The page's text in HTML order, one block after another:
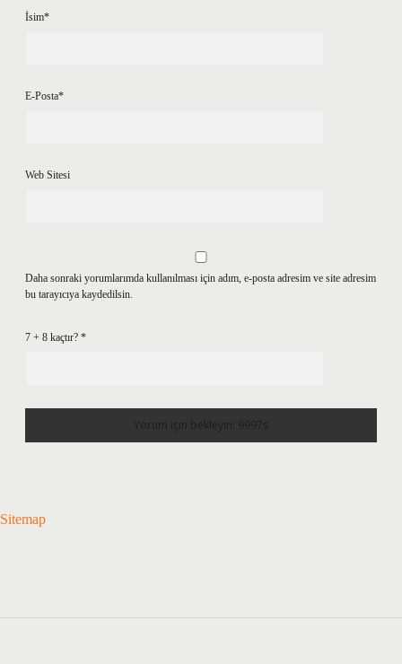
İsim*
E-Posta*
Web Sitesi
Daha sonraki yorumlarımda kullanılması için adım, e-posta adresim ve site adresim
bu tarayıcıya kaydedilsin.
7 + 8 kaçtır? *
Sitemap